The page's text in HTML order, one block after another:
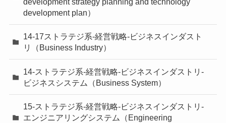
development plan）
14-17ストラテジ系-経営戦略-ビジネスインダスト
リ（Business Industry）
14-ストラテジ系-経営戦略-ビジネスインダストリ-
ビジネスシステム（Business System）
15-ストラテジ系-経営戦略-ビジネスインダストリ-
エンジニアリングシステム（Engineering